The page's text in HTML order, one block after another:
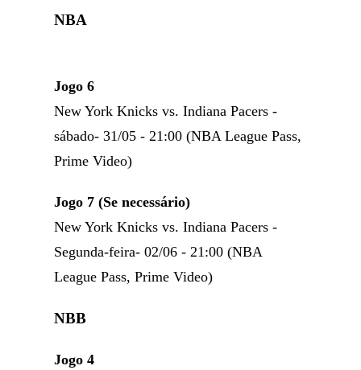
NBA
Jogo 6
New York Knicks vs. Indiana Pacers -
sábado- 31/05 - 21:00 (NBA League Pass,
Prime Video)
Jogo 7 (Se necessário)
New York Knicks vs. Indiana Pacers -
Segunda-feira- 02/06 - 21:00 (NBA
League Pass, Prime Video)
NBB
Jogo 4